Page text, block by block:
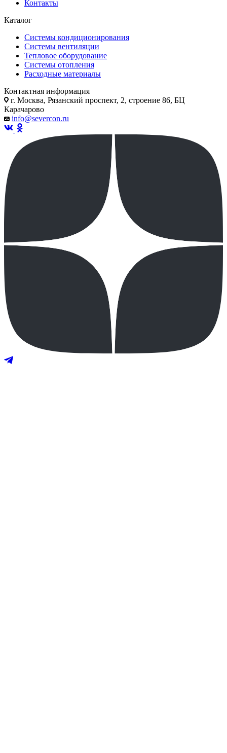
Контакты
Каталог
Системы кондиционирования
Системы вентиляции
Тепловое оборудование
Системы отопления
Расходные материалы
Контактная информация
г. Москва, Рязанский проспект, 2, строение 86, БЦ
Карачарово
info@severcon.ru